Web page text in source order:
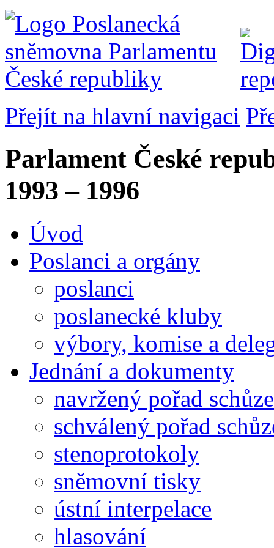
Přejít na hlavní navigaci
Parlament České
1993 – 1996
Úvod
Poslanci a orgány
poslanci
poslanecké kluby
výbory, komise a
Jednání a dokumenty
navržený pořad schůze
schválený pořad
stenoprotokoly
sněmovní tisky
ústní interpelace
hlasování